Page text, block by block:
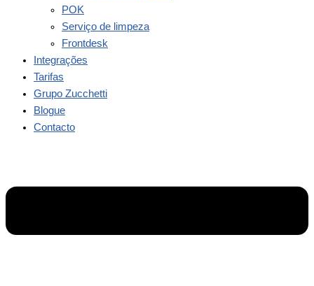
POK
Serviço de limpeza
Frontdesk
Integrações
Tarifas
Grupo Zucchetti
Blogue
Contacto